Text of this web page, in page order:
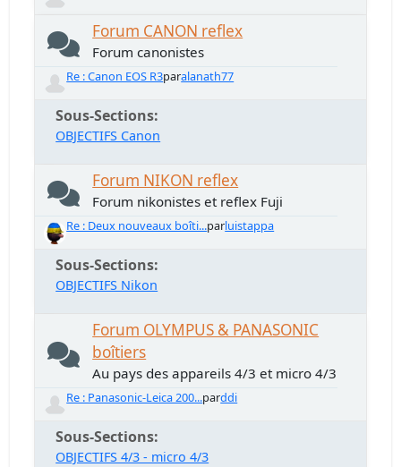
Forum CANON reflex
Forum canonistes
Re : Canon EOS R3paralanath77
Sous-Sections
OBJECTIFS Canon
Forum NIKON reflex
Forum nikonistes et reflex Fuji
Re : Deux nouveaux boîti...parluistappa
Sous-Sections
OBJECTIFS Nikon
Forum OLYMPUS & PANASONIC
boîtiers
Au pays des appareils 4/3 et micro 4/3
Re : Panasonic-Leica 200...parddi
Sous-Sections
OBJECTIFS 4/3 - micro 4/3